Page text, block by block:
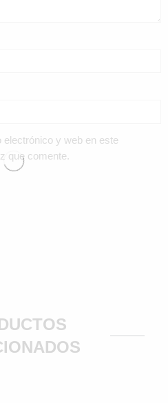
y web en este
que comente.